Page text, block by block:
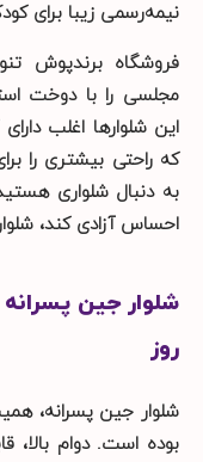
نیمه‌رسمی زیبا برای
فروشگاه برندپوش
مجلسی را با دوخت
این شلوارها اغلب
که راحتی بیشتری را
به دنبال شلواری
احساس آزادی کند،
شلوار جین
روز
شلوار جین پسرانه،
بوده است. دوام بالا،